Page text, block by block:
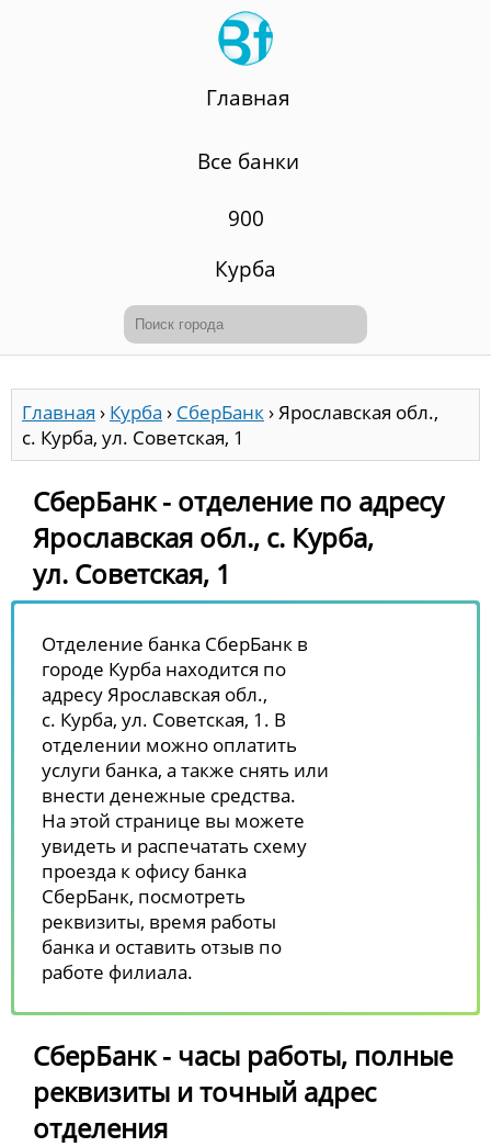
Главная
Все банки
900
Курба
Главная › Курба › СберБанк›Ярославская обл.,
с. Курба, ул. Советская, 1
СберБанк - отделение по адресу
Ярославская обл., с. Курба,
ул. Советская, 1
Отделение банка СберБанк в
городе Курба находится по
адресу Ярославская обл.,
с. Курба, ул. Советская, 1. В
отделении можно оплатить
услуги банка, а также снять или
внести денежные средства.
На этой странице вы можете
увидеть и распечатать схему
проезда к офису банка
СберБанк, посмотреть
реквизиты, время работы
банка и оставить отзыв по
работе филиала.
СберБанк - часы работы, полные
реквизиты и точный адрес
отделения